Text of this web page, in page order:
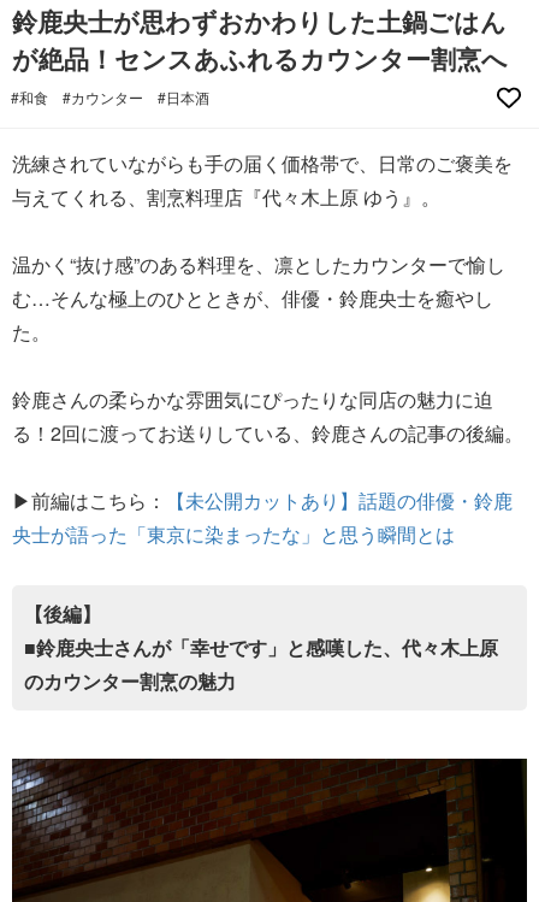
鈴鹿央士が思わずおかわりした土鍋ごはん
が絶品！センスあふれるカウンター割烹へ
#和食 #カウンター #日本酒
洗練されていながらも手の届く価格帯で、日常のご褒美を
与えてくれる、割烹料理店『代々木上原 ゆう』。
温かく“抜け感”のある料理を、凛としたカウンターで愉し
む…そんな極上のひとときが、俳優・鈴鹿央士を癒やし
た。
鈴鹿さんの柔らかな雰囲気にぴったりな同店の魅力に迫
る！2回に渡ってお送りしている、鈴鹿さんの記事の後編。
▶前編はこちら：
【未公開カットあり】話題の俳優・鈴鹿
央士が語った「東京に染まったな」と思う瞬間とは
【後編】
■鈴鹿央士さんが「幸せです」と感嘆した、代々木上原
のカウンター割烹の魅力